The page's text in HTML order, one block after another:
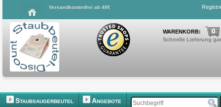
Versandkostenfrei ab 40€
WARENKORB: 0
Schnelle Lieferung
Staubsaugerbeutel Angebote